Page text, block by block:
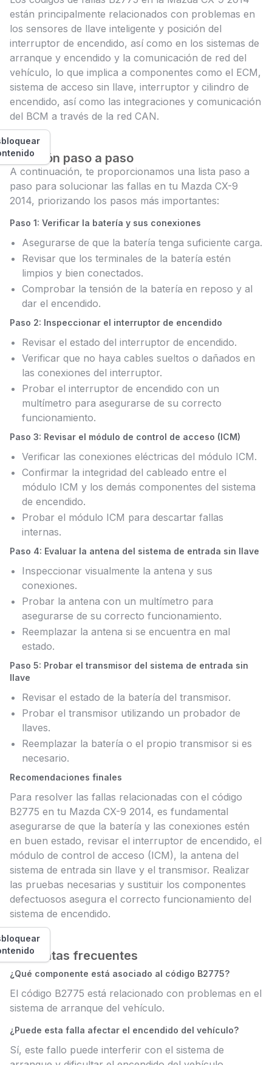
están principalmente relacionados con problemas en
los sensores de llave inteligente y posición del
interruptor de encendido, así como en los sistemas de
arranque y encendido y la comunicación de red del
vehículo, lo que implica a componentes como el ECM,
sistema de acceso sin llave, interruptor y cilindro de
encendido, así como las integraciones y comunicación
del BCM a través de la red CAN.
Solución paso a paso
A continuación, te proporcionamos una lista paso a
paso para solucionar las fallas en tu Mazda CX-9
2014, priorizando los pasos más importantes:
Paso 1: Verificar la batería y sus conexiones
Asegurarse de que la batería tenga suficiente carga.
Revisar que los terminales de la batería estén
limpios y bien conectados.
Comprobar la tensión de la batería en reposo y al
dar el encendido.
Paso 2: Inspeccionar el interruptor de encendido
Revisar el estado del interruptor de encendido.
Verificar que no haya cables sueltos o dañados en
las conexiones del interruptor.
Probar el interruptor de encendido con un
multímetro para asegurarse de su correcto
funcionamiento.
Paso 3: Revisar el módulo de control de acceso (ICM)
Verificar las conexiones eléctricas del módulo ICM.
Confirmar la integridad del cableado entre el
módulo ICM y los demás componentes del sistema
de encendido.
Probar el módulo ICM para descartar fallas
internas.
Paso 4: Evaluar la antena del sistema de entrada sin llave
Inspeccionar visualmente la antena y sus
conexiones.
Probar la antena con un multímetro para
asegurarse de su correcto funcionamiento.
Reemplazar la antena si se encuentra en mal
estado.
Paso 5: Probar el transmisor del sistema de entrada sin
llave
Revisar el estado de la batería del transmisor.
Probar el transmisor utilizando un probador de
llaves.
Reemplazar la batería o el propio transmisor si es
necesario.
Recomendaciones finales
Para resolver las fallas relacionadas con el código
B2775 en tu Mazda CX-9 2014, es fundamental
asegurarse de que la batería y las conexiones estén
en buen estado, revisar el interruptor de encendido, el
módulo de control de acceso (ICM), la antena del
sistema de entrada sin llave y el transmisor. Realizar
las pruebas necesarias y sustituir los componentes
defectuosos asegura el correcto funcionamiento del
sistema de encendido.
Preguntas frecuentes
¿Qué componente está asociado al código B2775?
El código B2775 está relacionado con problemas en el
sistema de arranque del vehículo.
¿Puede esta falla afectar el encendido del vehículo?
Sí, este fallo puede interferir con el sistema de